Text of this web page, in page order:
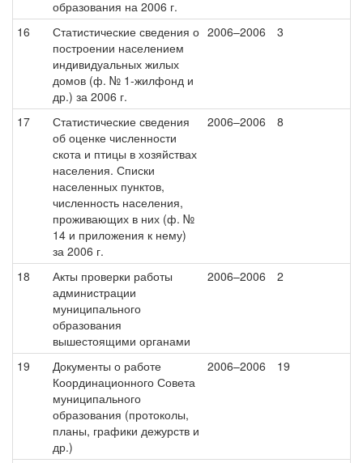
образования на 2006 г.
16
Статистические сведения о
построении населением
индивидуальных жилых
домов (ф. № 1-жилфонд и
др.) за 2006 г.
2006–2006 3
17
Статистические сведения
об оценке численности
скота и птицы в хозяйствах
населения. Списки
населенных пунктов,
численность населения,
проживающих в них (ф. №
14 и приложения к нему)
за 2006 г.
2006–2006 8
18
Акты проверки работы
администрации
муниципального
образования
вышестоящими органами
2006–2006 2
19
Документы о работе
Координационного Совета
муниципального
образования (протоколы,
планы, графики дежурств и
др.)
2006–2006 19